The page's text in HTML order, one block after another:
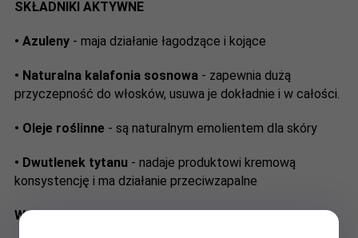
SKŁADNIKI AKTYWNE
• Azuleny - maja działanie łagodzące i kojące
• Naturalna kalafonia sosnowa - zapewnia dużą
przyczepność do włosków, usuwa je dokładnie i w całości.
• Oleje roślinne - są naturalnym emolientem dla skóry
• Dwutlenek tytanu - nadaje produktowi kremową
konsystencję i ma działanie przeciwzapalne
WSKAZANIA